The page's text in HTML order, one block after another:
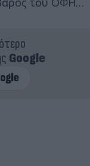
Google